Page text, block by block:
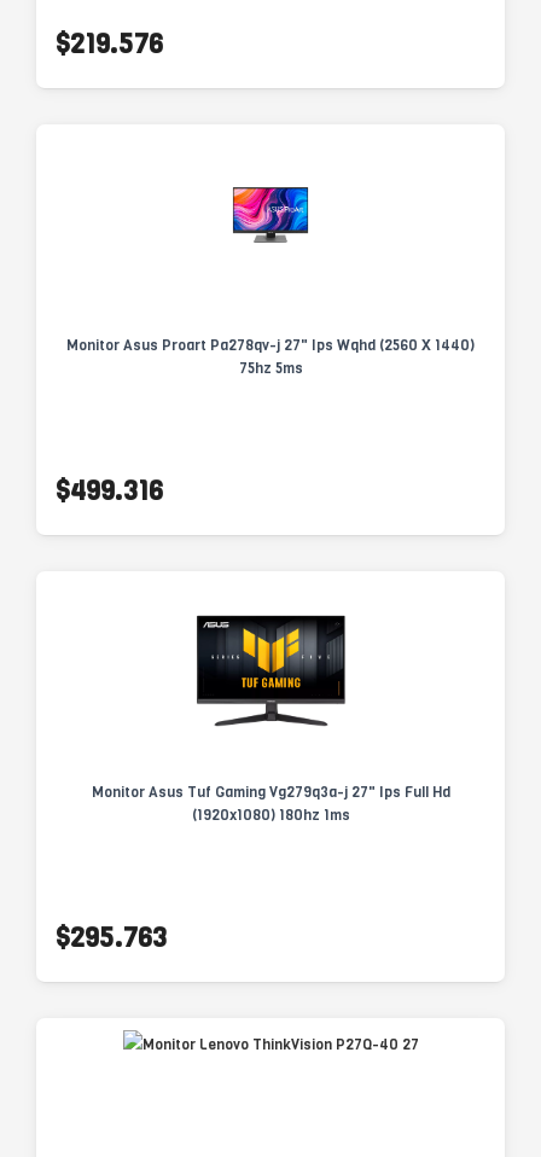
$219.576
Monitor Asus Proart Pa278qv-j 27" Ips Wqhd (2560 X 1440)
75hz 5ms
$499.316
Monitor Asus Tuf Gaming Vg279q3a-j 27" Ips Full Hd
(1920x1080) 180hz 1ms
$295.763